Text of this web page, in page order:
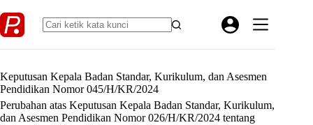
to
content
Keputusan Kepala Badan Standar, Kurikulum, dan Asesmen
Pendidikan Nomor 045/H/KR/2024
Perubahan atas Keputusan Kepala Badan Standar, Kurikulum,
dan Asesmen Pendidikan Nomor 026/H/KR/2024 tentang